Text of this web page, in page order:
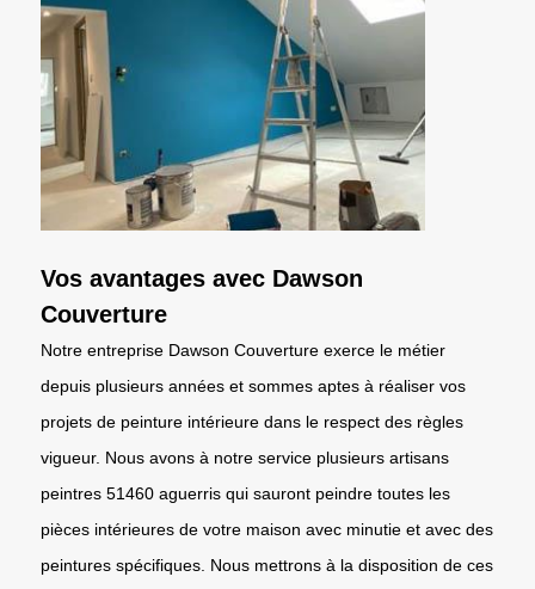
Vos avantages avec Dawson
Couverture
Notre entreprise Dawson Couverture exerce le métier
depuis plusieurs années et sommes aptes à réaliser vos
projets de peinture intérieure dans le respect des règles
vigueur. Nous avons à notre service plusieurs artisans
peintres 51460 aguerris qui sauront peindre toutes les
pièces intérieures de votre maison avec minutie et avec des
peintures spécifiques. Nous mettrons à la disposition de ces